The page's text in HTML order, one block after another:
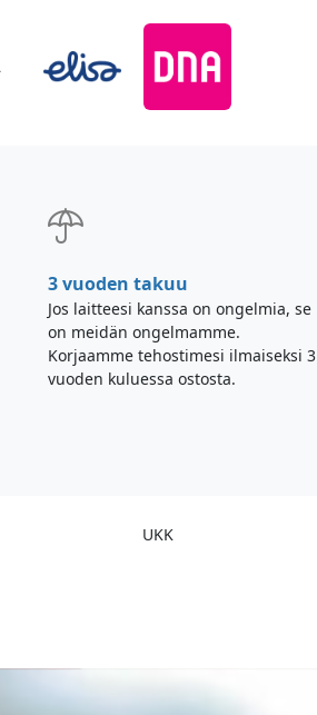
3 vuoden takuu
Jos laitteesi kanssa on ongelmia, se
on meidän ongelmamme.
Korjaamme tehostimesi ilmaiseksi 3
vuoden kuluessa ostosta.
UKK